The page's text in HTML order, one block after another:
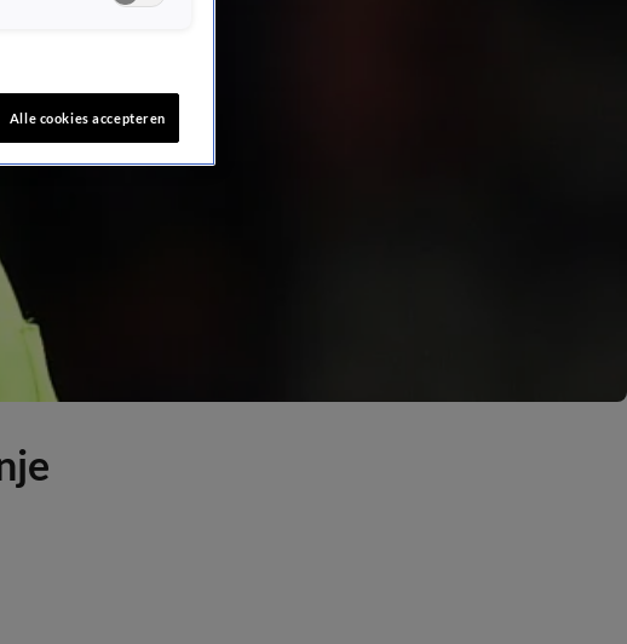
Alle cookies accepteren